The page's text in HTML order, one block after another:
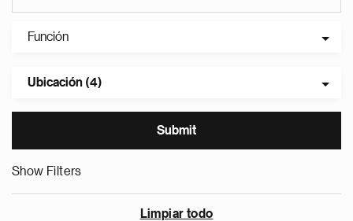
Función
Ubicación (4)
Show Filters
Limpiar todo